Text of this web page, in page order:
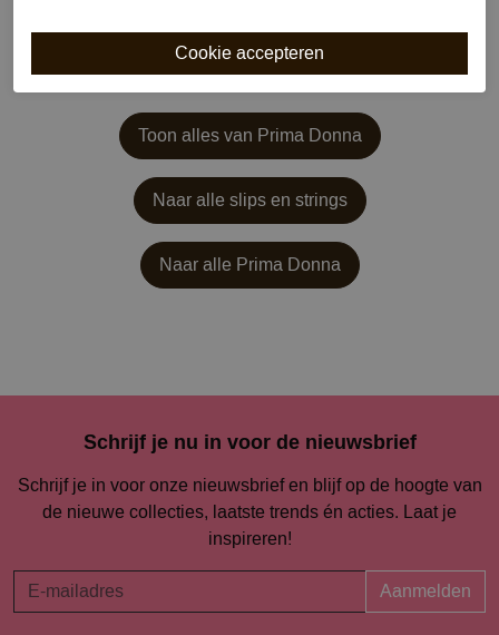
Toon alles van Prima Donna
Naar alle slips en strings
Naar alle Prima Donna
Schrijf je nu in voor de nieuwsbrief
Schrijf je in voor onze nieuwsbrief en blijf op de hoogte van
de nieuwe collecties, laatste trends én acties. Laat je
inspireren!
Aanmelden